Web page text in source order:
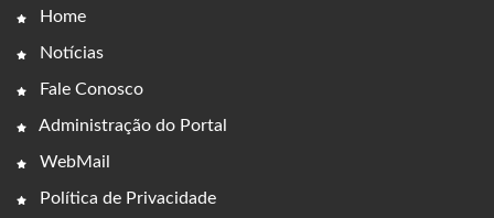
Home
Notícias
Fale Conosco
Administração do Portal
WebMail
Política de Privacidade